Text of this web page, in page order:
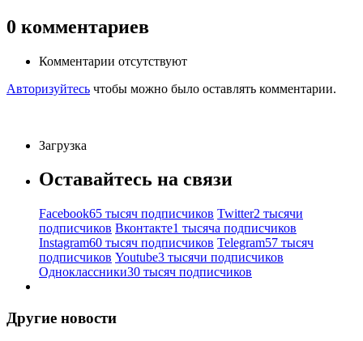
0 комментариев
Комментарии отсутствуют
Авторизуйтесь чтобы можно было оставлять комментарии.
Загрузка
Оставайтесь на связи
Facebook65 тысяч подписчиков Twitter2 тысячи
подписчиков Вконтакте1 тысяча подписчиков
Instagram60 тысяч подписчиков Telegram57 тысяч
подписчиков Youtube3 тысячи подписчиков
Одноклассники30 тысяч подписчиков
Другие новости